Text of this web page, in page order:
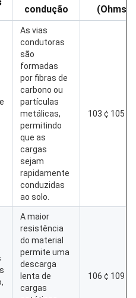
condução
(Ohms)
As vias
condutoras
são
formadas
por fibras de
carbono ou
partículas
metálicas,
permitindo
que as
cargas
sejam
rapidamente
conduzidas
ao solo.
103 ¢ 105
A maior
resistência
do material
permite uma
descarga
lenta de
cargas
106 ¢ 109